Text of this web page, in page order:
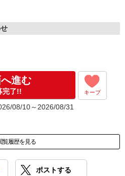
ら、あなたにピッタリのお仕事を
なる事はしっかりチェック！
可能です！
進む
完了!! キープ
08/10～2026/08/31
覧履歴を見る
ポストする